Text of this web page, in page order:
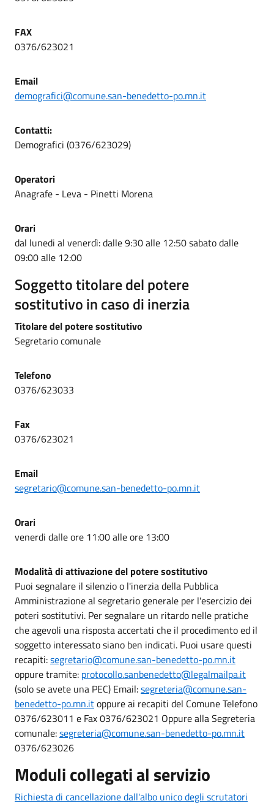
FAX
0376/623021
Email
demografici@comune.san-benedetto-po.mn.it
Contatti:
Demografici (0376/623029)
Operatori
Anagrafe - Leva - Pinetti Morena
Orari
dal lunedi al venerdì: dalle 9:30 alle 12:50 sabato dalle
09:00 alle 12:00
Soggetto titolare del potere
sostitutivo in caso di inerzia
Titolare del potere sostitutivo
Segretario comunale
Telefono
0376/623033
Fax
0376/623021
Email
segretario@comune.san-benedetto-po.mn.it
Orari
venerdi dalle ore 11:00 alle ore 13:00
Modalità di attivazione del potere sostitutivo
Puoi segnalare il silenzio o l'inerzia della Pubblica
Amministrazione al segretario generale per l'esercizio dei
poteri sostitutivi. Per segnalare un ritardo nelle pratiche
che agevoli una risposta accertati che il procedimento ed il
soggetto interessato siano ben indicati. Puoi usare questi
recapiti:segretario@comune.san-benedetto-po.mn.it
oppure tramite: protocollo.sanbenedetto@legalmailpa.it
(solo se avete una PEC) Email:segreteria@comune.san-
benedetto-po.mn.itoppure ai recapiti del Comune Telefono
0376/623011 e Fax 0376/623021 Oppure alla Segreteria
comunale:segreteria@comune.san-benedetto-po.mn.it
0376/623026
Moduli collegati al servizio
Richiesta di cancellazione dall'albo unico degli scrutatori